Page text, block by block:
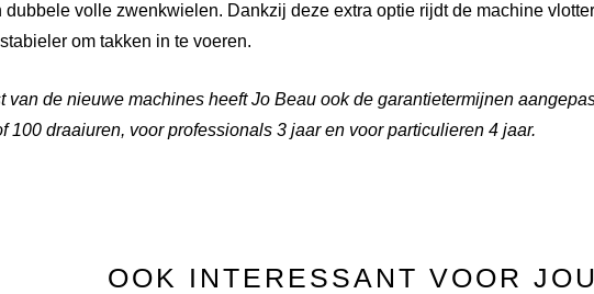
dubbele volle zwenkwielen. Dankzij deze extra optie rijdt de machine
om takken in te voeren.
van de nieuwe machines heeft Jo Beau ook de garantietermijnen
100 draaiuren, voor professionals 3 jaar en voor particulieren 4 jaar.
OOK INTERESSANT VOOR JOU